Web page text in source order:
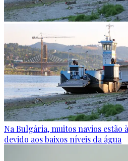
Na Bulgária, muitos navios estão
devido aos baixos níveis da água